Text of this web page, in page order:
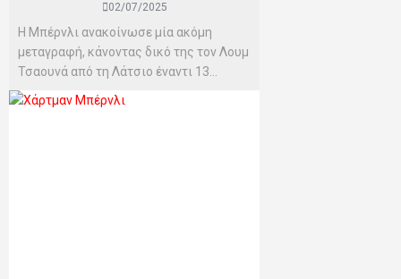
02/07/2025
Η Μπέρνλι ανακοίνωσε μία ακόμη
μεταγραφή, κάνοντας δικό της τον Λουμ
Τσαουνά από τη Λάτσιο έναντι 13...